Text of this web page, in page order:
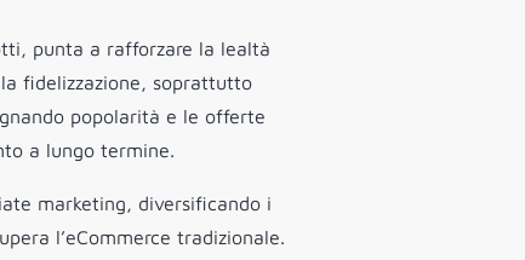
punta a rafforzare la lealtà
fidelizzazione, soprattutto
popolarità e le offerte
a lungo termine.
marketing, diversificando i
l’eCommerce tradizionale.